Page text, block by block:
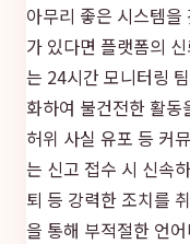
아무리 좋은 시스템
가 있다면 플랫폼의
는 24시간 모니터링
화하여 불건전한 활
허위 사실 유포 등 커
는 신고 접수 시 신속
퇴 등 강력한 조치를
을 통해 부적절한 언